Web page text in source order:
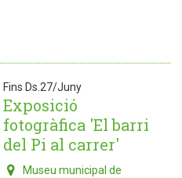
Fins Ds.27/Juny
Exposició
fotogràfica 'El barri
del Pi al carrer'
Museu municipal de